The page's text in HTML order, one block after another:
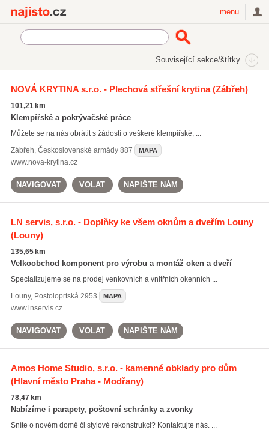
menu
Související sekce/štítky
Najisto.cz
okapové systémy
klempířské práce(2474)
Všechny související štítky
NOVÁ KRYTINA s.r.o. - Plechová střešní krytina(Zábřeh)
101,21 km
Klempířské a pokrývačské práce
Můžete se na nás obrátit s žádostí o veškeré klempířské, ...
Zábřeh, Československé armády 887 MAPA
www.nova-krytina.cz
NAVIGOVAT VOLAT NAPIŠTE NÁM
LN servis, s.r.o. - Doplňky ke všem oknům a dveřím Louny
(Louny)
135,65 km
Velkoobchod komponent pro výrobu a montáž oken a dveří
Specializujeme se na prodej venkovních a vnitřních okenních ...
Louny, Postoloprtská 2953 MAPA
www.lnservis.cz
NAVIGOVAT VOLAT NAPIŠTE NÁM
Amos Home Studio, s.r.o. - kamenné obklady pro dům
(Hlavní město Praha - Modřany)
78,47 km
Nabízíme i parapety, poštovní schránky a zvonky
Sníte o novém domě či stylové rekonstrukci? Kontaktujte nás. ...